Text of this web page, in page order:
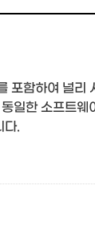
하여 널리
일한 소프
다.